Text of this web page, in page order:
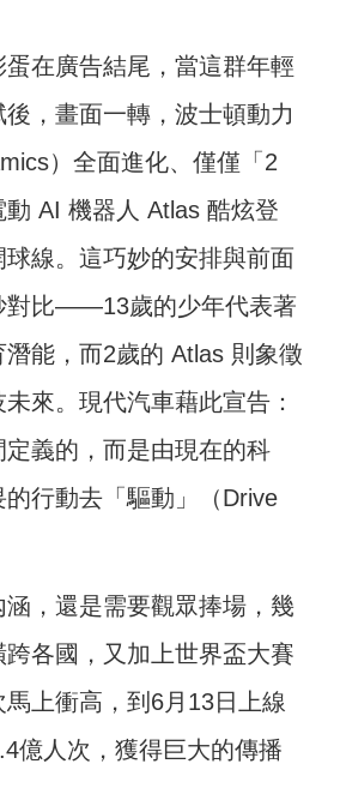
在廣告結尾，當這群年輕
，畫面一轉，波士頓動力
）全面進化、僅僅「2
動 AI 機器人 Atlas 酷炫登
線。這巧妙的安排與前面
對比——13歲的少年代表著
潛能，而2歲的 Atlas 則象徵
來。現代汽車藉此宣告：
義的，而是由現在的科
行動去「驅動」（Drive
，還是需要觀眾捧場，幾
各國，又加上世界盃大賽
上衝高，到6月13日上線
億人次，獲得巨大的傳播